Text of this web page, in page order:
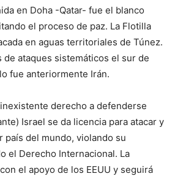
en Doha -Qatar- fue el blanco
el proceso de paz. La Flotilla
en aguas territoriales de Túnez.
de ataques sistemáticos el sur de
fue anteriormente Irán.
derecho a defenderse
Israel se da licencia para atacar y
país del mundo, violando su
el Derecho Internacional. La
el apoyo de los EEUU y seguirá